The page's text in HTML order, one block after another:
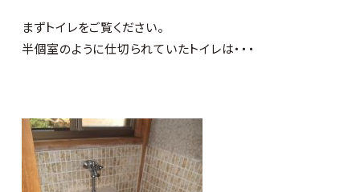
まずトイレをご覧ください。
半個室のように仕切られていたトイレは・・・